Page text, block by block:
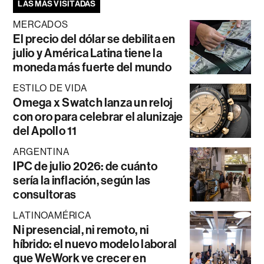
LAS MÁS VISITADAS
MERCADOS
El precio del dólar se debilita en
julio y América Latina tiene la
moneda más fuerte del mundo
ESTILO DE VIDA
Omega x Swatch lanza un reloj
con oro para celebrar el alunizaje
del Apollo 11
ARGENTINA
IPC de julio 2026: de cuánto
sería la inflación, según las
consultoras
LATINOAMÉRICA
Ni presencial, ni remoto, ni
híbrido: el nuevo modelo laboral
que WeWork ve crecer en